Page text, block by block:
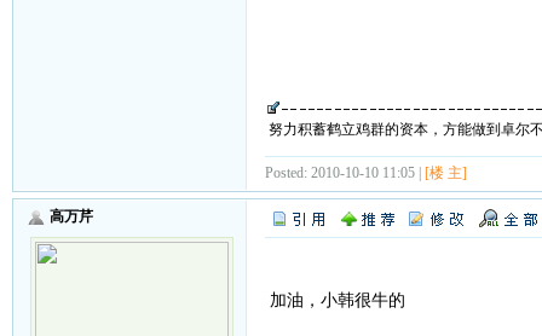
努力积蓄鹤立鸡群的资本，方能做到卓尔
Posted: 2010-10-10 11:05 | [楼 主]
高万芹
加油，小韩很牛的